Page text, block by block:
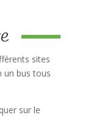
sites
un bus tous
sur le